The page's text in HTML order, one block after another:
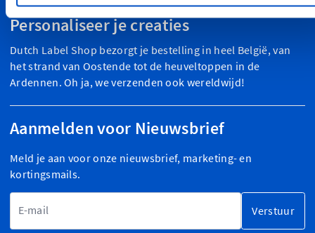
Personaliseer je creaties
Dutch Label Shop bezorgt je bestelling in heel België, van
het strand van Oostende tot de heuveltoppen in de
Ardennen. Oh ja, we verzenden ook wereldwijd!
Aanmelden voor Nieuwsbrief
Meld je aan voor onze nieuwsbrief, marketing- en
kortingsmails.
Verstuur